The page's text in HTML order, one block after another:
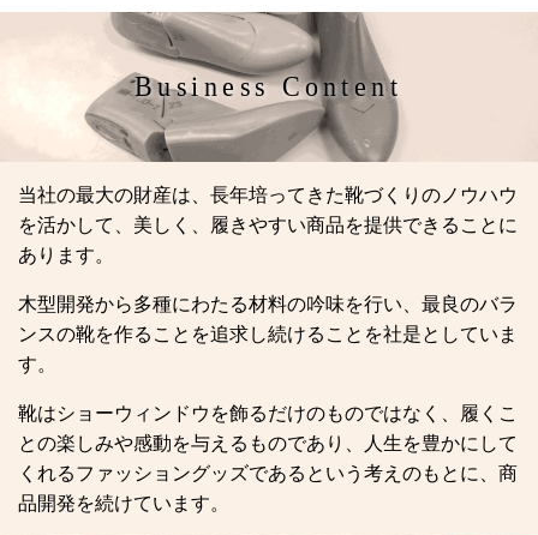
得しました
2017.12.25
ホームページを公開しました
Business Content
当社の最大の財産は、長年培ってきた靴づくりのノウハウ
を活かして、美しく、履きやすい商品を提供できることに
あります。
木型開発から多種にわたる材料の吟味を行い、最良のバラ
ンスの靴を作ることを追求し続けることを社是としていま
す。
靴はショーウィンドウを飾るだけのものではなく、履くこ
との楽しみや感動を与えるものであり、人生を豊かにして
くれるファッショングッズであるという考えのもとに、商
品開発を続けています。